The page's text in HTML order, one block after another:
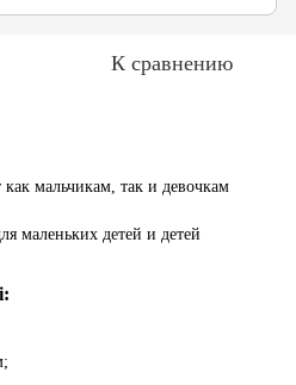
К сравнению
мальчикам, так и девочкам
маленьких детей и детей